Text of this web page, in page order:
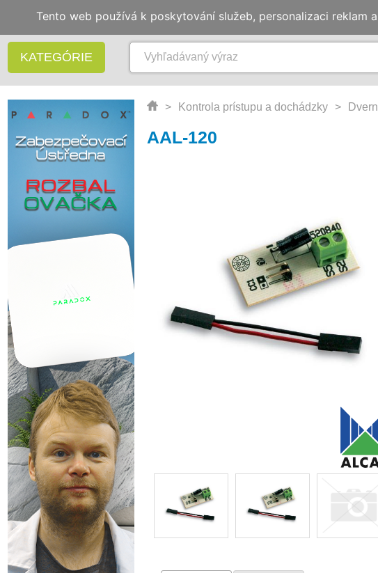
KATEGÓRIE
> Kontrola prístupu a dochádzky >
AAL-120
Tento web používá k poskytování služeb, personalizaci reklam